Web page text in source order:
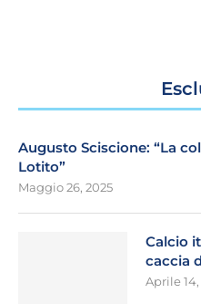
Augusto Sciscione: “La
Lotito”
Maggio 26, 2025
Calcio
caccia
Aprile 14,